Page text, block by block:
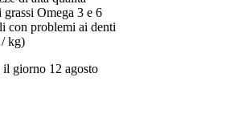
Omega 3 e 6
con problemi ai denti
kg)
il giorno 12 agosto